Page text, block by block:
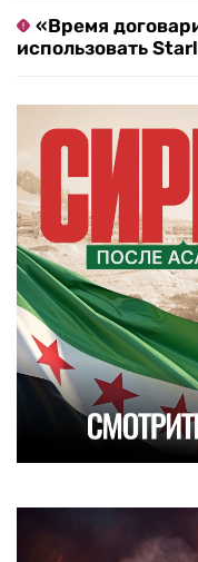
«Время
использовать